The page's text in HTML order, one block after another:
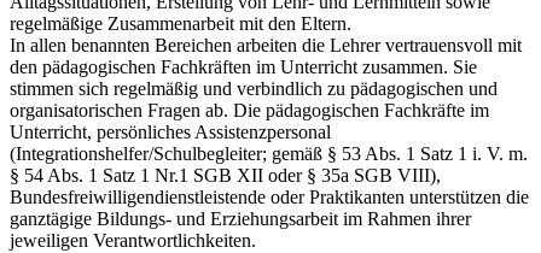
regelmäßige Zusammenarbeit mit den Eltern.
In allen benannten Bereichen arbeiten die Lehrer vertrauensvoll mit
den pädagogischen Fachkräften im Unterricht zusammen. Sie
stimmen sich regelmäßig und verbindlich zu pädagogischen und
organisatorischen Fragen ab. Die pädagogischen Fachkräfte im
Unterricht, persönliches Assistenzpersonal
(Integrationshelfer/Schulbegleiter; gemäß § 53 Abs. 1 Satz 1 i. V. m.
§ 54 Abs. 1 Satz 1 Nr.1 SGB XII oder § 35a SGB VIII),
Bundesfreiwilligendienstleistende oder Praktikanten unterstützen die
ganztägige Bildungs- und Erziehungsarbeit im Rahmen ihrer
jeweiligen Verantwortlichkeiten.